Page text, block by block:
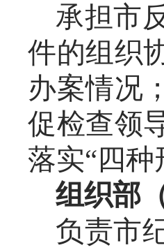
承担市
件的组织
办案情况
促检查领
落实“四
组织部
负责市